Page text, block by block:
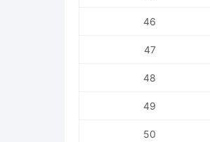
46
47
48
49
50